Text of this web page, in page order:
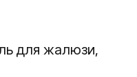
для жалюзи,